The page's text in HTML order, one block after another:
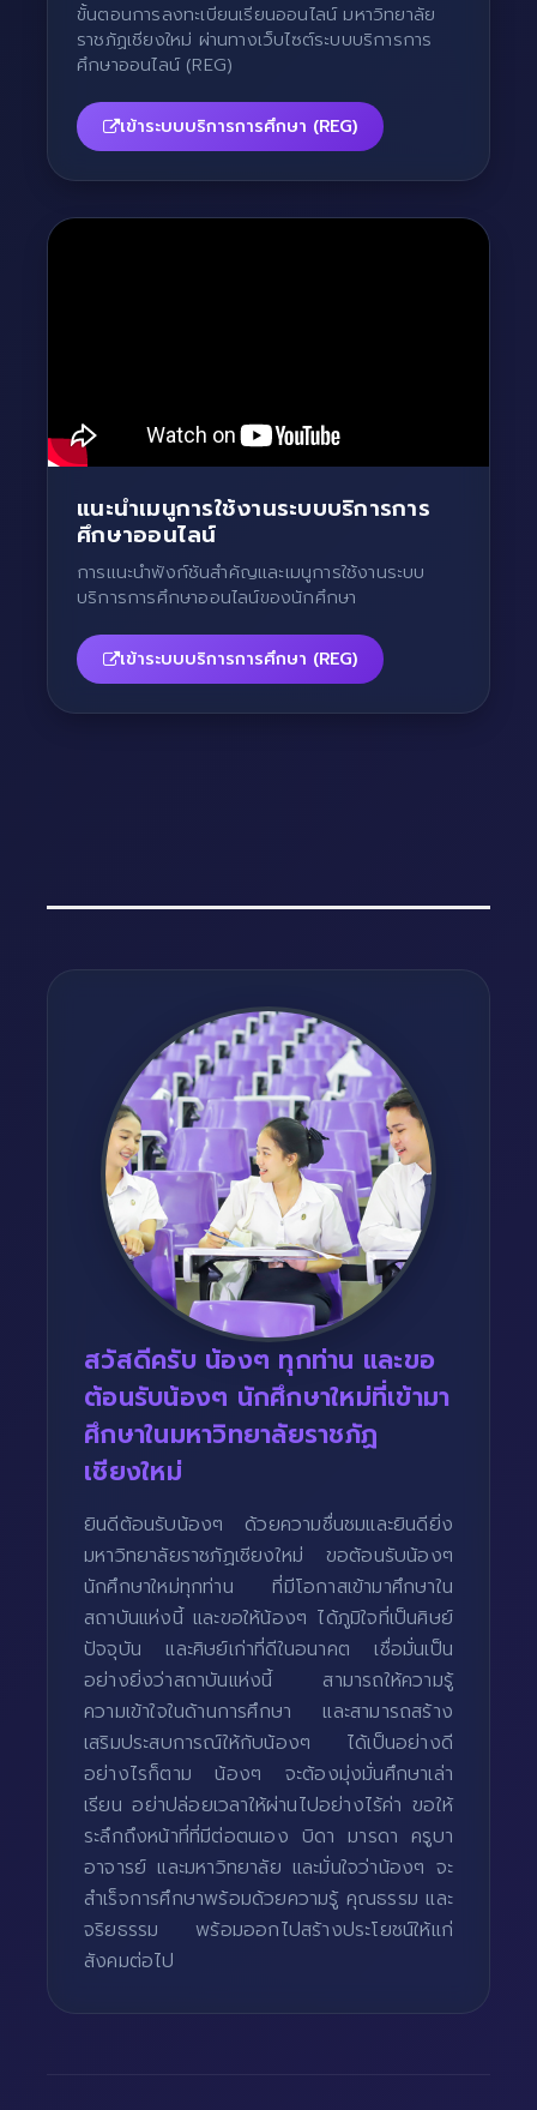
ขั้นตอนการลงทะเบียนเรียนออนไลน์ มหาวิทยาลัย
ราชภัฏเชียงใหม่ ผ่านทางเว็บไซต์ระบบบริการการ
ศึกษาออนไลน์ (REG)
เข้าระบบบริการการศึกษา (REG)
แนะนำเมนูการใช้งานระบบบริการการ
ศึกษาออนไลน์
การแนะนำฟังก์ชันสำคัญและเมนูการใช้งานระบบ
บริการการศึกษาออนไลน์ของนักศึกษา
เข้าระบบบริการการศึกษา (REG)
สวัสดีครับ น้องๆ ทุกท่าน และขอ
ต้อนรับน้องๆ นักศึกษาใหม่ที่เข้ามา
ศึกษาในมหาวิทยาลัยราชภัฏ
เชียงใหม่
ยินดีต้อนรับน้องๆ ด้วยความชื่นชมและยินดียิ่ง
มหาวิทยาลัยราชภัฏเชียงใหม่ ขอต้อนรับน้องๆ
นักศึกษาใหม่ทุกท่าน ที่มีโอกาสเข้ามาศึกษาใน
สถาบันแห่งนี้ และขอให้น้องๆ ได้ภูมิใจที่เป็นศิษย์
ปัจจุบัน และศิษย์เก่าที่ดีในอนาคต เชื่อมั่นเป็น
อย่างยิ่งว่าสถาบันแห่งนี้ สามารถให้ความรู้
ความเข้าใจในด้านการศึกษา และสามารถสร้าง
เสริมประสบการณ์ให้กับน้องๆ ได้เป็นอย่างดี
อย่างไรก็ตาม น้องๆ จะต้องมุ่งมั่นศึกษาเล่า
เรียน อย่าปล่อยเวลาให้ผ่านไปอย่างไร้ค่า ขอให้
ระลึกถึงหน้าที่ที่มีต่อตนเอง บิดา มารดา ครูบา
อาจารย์ และมหาวิทยาลัย และมั่นใจว่าน้องๆ จะ
สำเร็จการศึกษาพร้อมด้วยความรู้ คุณธรรม และ
จริยธรรม พร้อมออกไปสร้างประโยชน์ให้แก่
สังคมต่อไป